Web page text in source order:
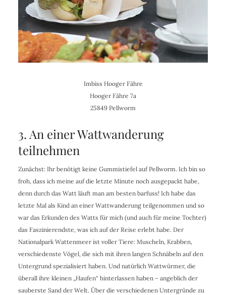
Imbiss Hooger Fähre
Hooger Fähre 7a
25849 Pellworm
3. An einer Wattwanderung
teilnehmen
Zunächst: Ihr benötigt keine Gummistiefel auf Pellworm. Ich bin so
froh, dass ich meine auf die letzte Minute noch ausgepackt habe,
denn durch das Watt läuft man am besten barfuss! Ich habe das
letzte Mal als Kind an einer Wattwanderung teilgenommen und so
war das Erkunden des Watts für mich (und auch für meine Tochter)
das Faszinierendste, was ich auf der Reise erlebt habe. Der
Nationalpark Wattenmeer ist voller Tiere: Muscheln, Krabben,
verschiedenste Vögel, die sich mit ihren langen Schnäbeln auf den
Untergrund spezialisiert haben. Und natürlich Wattwürmer, die
überall ihre kleinen „Haufen“ hinterlassen haben – angeblich der
sauberste Sand der Welt. Über die verschiedenen Untergründe zu